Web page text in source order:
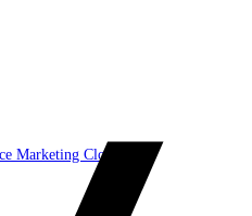
Marketing Cloud